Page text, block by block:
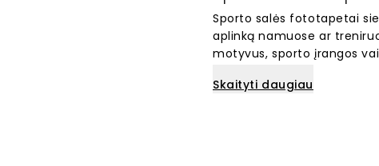
Sporto salės fototapetai
aplinką namuose ar
motyvus, sporto įrangos
kuriai erdvei, kurioje norite
Sukurkite įkvepiančią
Skaityti daugiau